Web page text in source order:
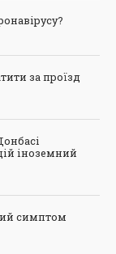
за проїзд
іноземний
симптом